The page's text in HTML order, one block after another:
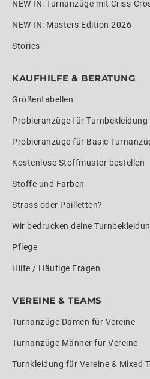
NEW IN: Turnanzüge mit Criss-
NEW IN: Masters Edition 2026
Stories
KAUFHILFE & BERATUNG
Größentabellen
Probieranzüge für Turnbekleidung
Probieranzüge für Basic
Kostenlose Stoffmuster bestellen
Stoffe und Farben
Strass oder Pailletten?
Wir bedrucken deine
Pflege
Hilfe / Häufige Fragen
VEREINE & TEAMS
Turnanzüge Damen für Vereine
Turnanzüge Männer für Vereine
Turnkleidung für Vereine & Mixed